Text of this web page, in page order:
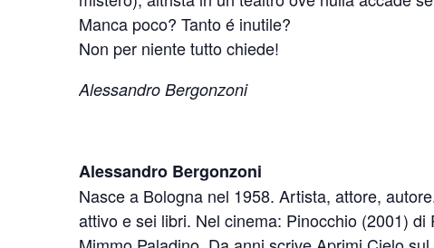
Manca poco? Tanto é inutile?
Non per niente tutto chiede!
Alessandro Bergonzoni
Alessandro Bergonzoni
Nasce a Bologna nel 1958. Artista, attore,
attivo e sei libri. Nel cinema: Pinocchio (2001)